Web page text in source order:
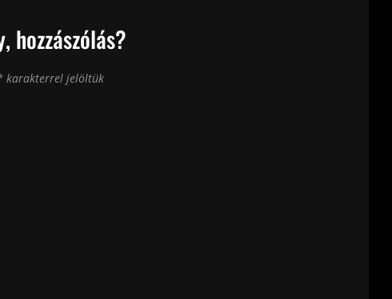
hozzászólás?
karakterrel jelöltük